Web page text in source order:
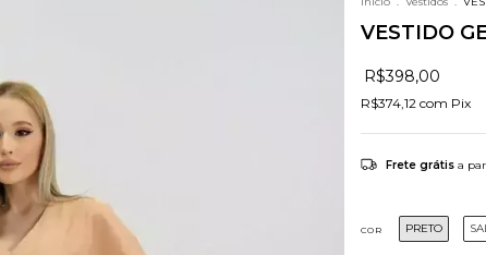
VESTIDO
R$398,00
R$374,12 com Pix
Frete grátis a
COR PRETO